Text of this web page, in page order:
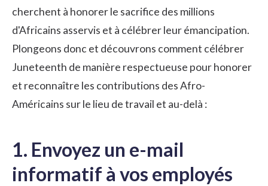
cherchent à honorer le sacrifice des millions
d'Africains asservis et à célébrer leur émancipation.
Plongeons donc et découvrons comment célébrer
Juneteenth de manière respectueuse pour honorer
et reconnaître les contributions des Afro-
Américains sur le lieu de travail et au-delà :
1. Envoyez un e-mail
informatif à vos employés